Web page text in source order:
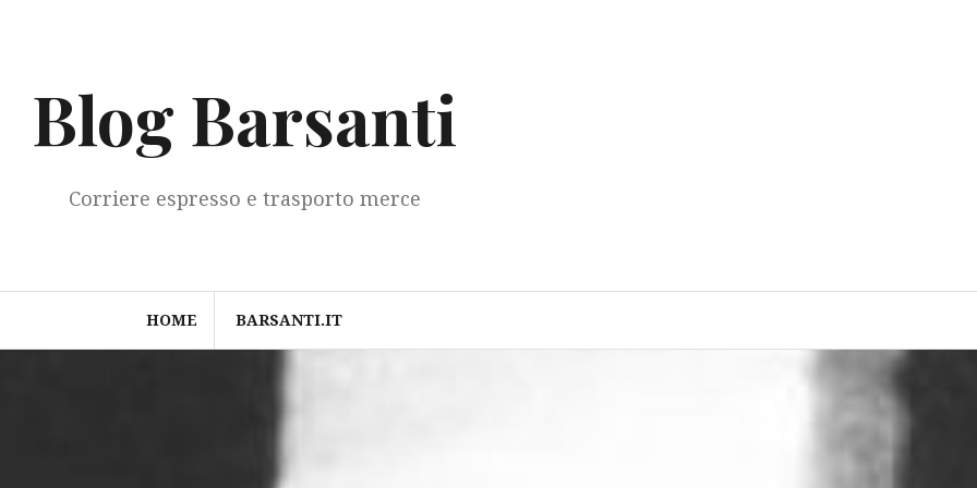
Blog Barsanti
Corriere espresso e trasporto merce
HOME BARSANTI.IT